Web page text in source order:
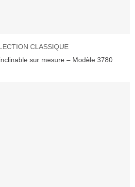
CLASSIQUE
sur mesure – Modèle 3780